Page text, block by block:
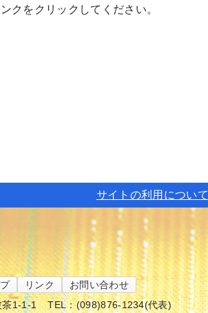
クをクリックしてください。
サイトの利用について
リンク
お問い合わせ
茶1-1-1 TEL：(098)876-1234(代表)